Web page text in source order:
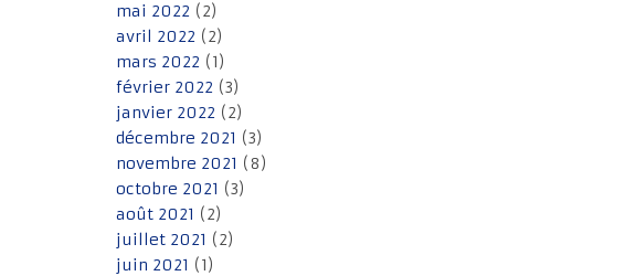
mai 2022 (2)
avril 2022 (2)
mars 2022 (1)
février 2022 (3)
janvier 2022 (2)
décembre 2021 (3)
novembre 2021 (8)
octobre 2021 (3)
août 2021 (2)
juillet 2021 (2)
juin 2021 (1)